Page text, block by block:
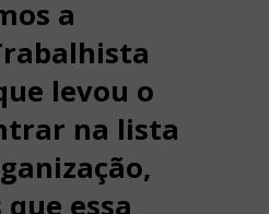
a
levou o
na lista
essa